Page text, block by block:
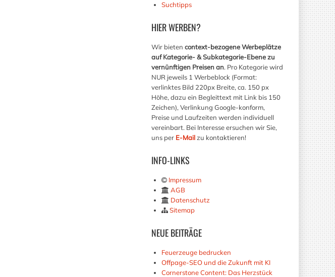
Suchtipps
HIERWERBEN?
Wir bieten context-bezogene Werbeplätze
auf Kategorie- & Subkategorie-Ebene zu
vernünftigen Preisen an. Pro Kategorie wird
NUR jeweils 1 Werbeblock (Format:
verlinktes Bild 220px Breite, ca. 150 px
Höhe, dazu ein Begleittext mit Link bis 150
Zeichen), Verlinkung Google-konform,
Preise und Laufzeiten werden individuell
vereinbart. Bei Interesse ersuchen wir Sie,
uns per E-Mailzu kontaktieren!
INFO-LINKS
Impressum
AGB
Datenschutz
Sitemap
NEUEBEITRÄGE
Feuerzeuge bedrucken
Offpage-SEO und die Zukunft mit KI
Cornerstone Content: Das Herzstück